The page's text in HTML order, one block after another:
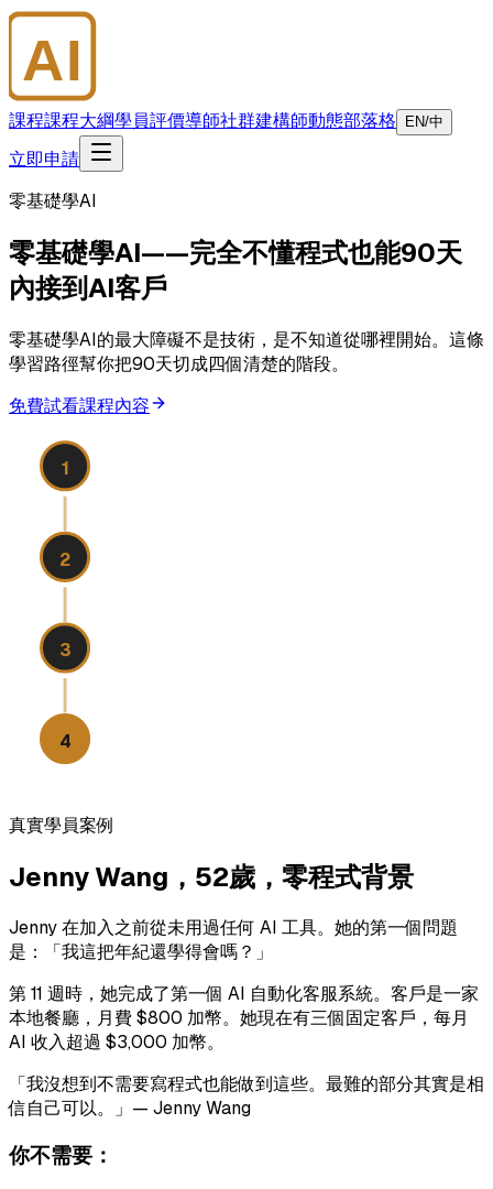
AI
課程課程大綱學員評價導師社群建構師動態部落格 EN/中
立即申請
零基礎學AI
零基礎學AI——完全不懂程式也能90天
內接到AI客戶
零基礎學AI的最大障礙不是技術，是不知道從哪裡開始。這條
學習路徑幫你把90天切成四個清楚的階段。
免費試看課程內容
1
2
3
4
真實學員案例
Jenny Wang，52歲，零程式背景
Jenny 在加入之前從未用過任何 AI 工具。她的第一個問題
是：「我這把年紀還學得會嗎？」
第 11 週時，她完成了第一個 AI 自動化客服系統。客戶是一家
本地餐廳，月費 $800 加幣。她現在有三個固定客戶，每月
AI 收入超過 $3,000 加幣。
「我沒想到不需要寫程式也能做到這些。最難的部分其實是相
信自己可以。」— Jenny Wang
你不需要：